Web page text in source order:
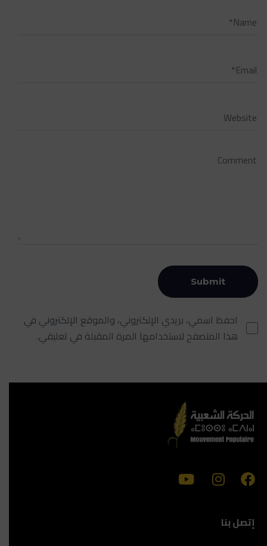
احفظ اسمي، بريدي الإلكتروني، والموقع الإلكتروني في
هذا المتصفح لاستخدامها المرة المقبلة في تعليقي.
إتصل بنا